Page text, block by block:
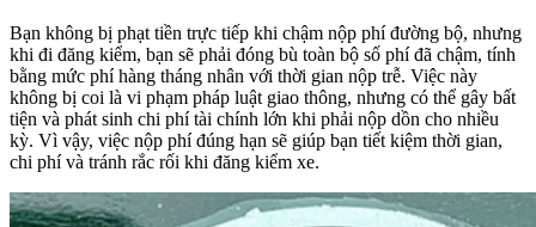
Bạn không bị phạt tiền trực tiếp khi chậm nộp phí đường bộ, nhưng
khi đi đăng kiểm, bạn sẽ phải đóng bù toàn bộ số phí đã chậm, tính
bằng mức phí hàng tháng nhân với thời gian nộp trễ. Việc này
không bị coi là vi phạm pháp luật giao thông, nhưng có thể gây bất
tiện và phát sinh chi phí tài chính lớn khi phải nộp dồn cho nhiều
kỳ. Vì vậy, việc nộp phí đúng hạn sẽ giúp bạn tiết kiệm thời gian,
chi phí và tránh rắc rối khi đăng kiểm xe.